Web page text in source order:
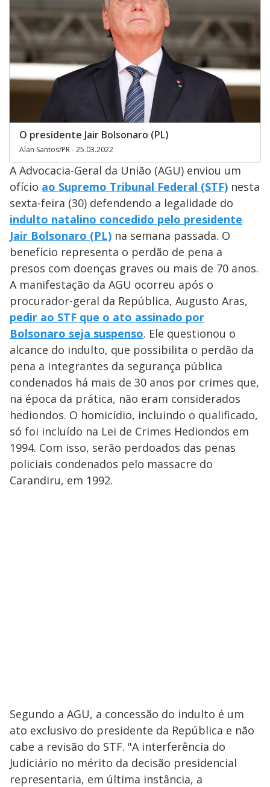
O presidente Jair Bolsonaro (PL)
Alan Santos/PR - 25.03.2022
A Advocacia-Geral da União (AGU) enviou um
ofício ao Supremo Tribunal Federal (STF) nesta
sexta-feira (30) defendendo a legalidade do
indulto natalino concedido pelo presidente
Jair Bolsonaro (PL) na semana passada. O
benefício representa o perdão de pena a
presos com doenças graves ou mais de 70 anos.
A manifestação da AGU ocorreu após o
procurador-geral da República, Augusto Aras,
pedir ao STF que o ato assinado por
Bolsonaro seja suspenso. Ele questionou o
alcance do indulto, que possibilita o perdão da
pena a integrantes da segurança pública
condenados há mais de 30 anos por crimes que,
na época da prática, não eram considerados
hediondos. O homicídio, incluindo o qualificado,
só foi incluído na Lei de Crimes Hediondos em
1994. Com isso, serão perdoados das penas
policiais condenados pelo massacre do
Carandiru, em 1992.
Segundo a AGU, a concessão do indulto é um
ato exclusivo do presidente da República e não
cabe a revisão do STF. "A interferência do
Judiciário no mérito da decisão presidencial
representaria, em última instância, a